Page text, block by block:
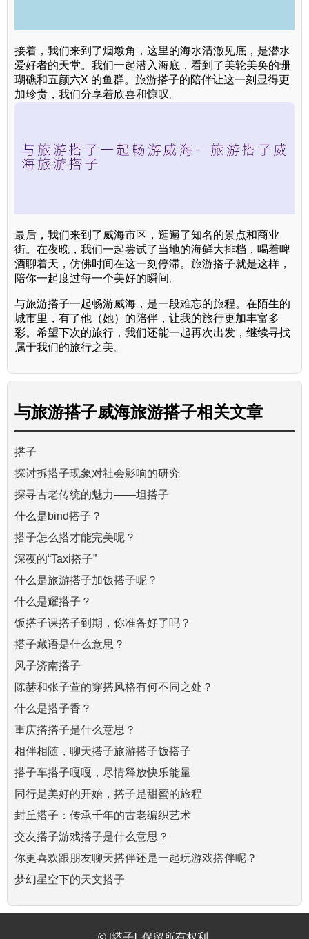
接着，我们来到了烟墩角，这里的海水清澈见底，是潜水
爱好者的天堂。我们一起潜入海底，看到了美轮美奂的珊
瑚礁和五颜六X 的鱼群。旅游搭子的陪伴让这一刻显得更
加珍贵，我们分享着欣喜和惊叹。
最后，我们来到了威海市区，逛遍了知名的景点和商业
街。在夜晚，我们一起尝试了当地的海鲜大排档，喝着啤
酒聊着天，仿佛时间在这一刻停滞。旅游搭子就是这样，
陪你一起度过每一个美好的瞬间。
与旅游搭子一起畅游威海，是一段难忘的旅程。在陌生的
城市里，有了他（她）的陪伴，让我的旅行更加丰富多
彩。希望下次的旅行，我们还能一起再次出发，继续寻找
属于我们的旅行之美。
与旅游搭子威海旅游搭子相关文章
搭子
探讨拆搭子现象对社会影响的研究
探寻古老传统的魅力——坦搭子
什么是bind搭子？
搭子怎么搭才能完美呢？
深夜的“Taxi搭子”
什么是旅游搭子加饭搭子呢？
什么是耀搭子？
饭搭子课搭子到期，你准备好了吗？
搭子藏语是什么意思？
风子济南搭子
陈赫和张子萱的穿搭风格有何不同之处？
什么是搭子香？
重庆搭搭子是什么意思？
相伴相随，聊天搭子旅游搭子饭搭子
搭子车搭子嘎嘎，尽情释放快乐能量
同行是美好的开始，搭子是甜蜜的旅程
封丘搭子：传承千年的古老编织艺术
交友搭子游戏搭子是什么意思？
你更喜欢跟朋友聊天搭伴还是一起玩游戏搭伴呢？
梦幻星空下的天文搭子